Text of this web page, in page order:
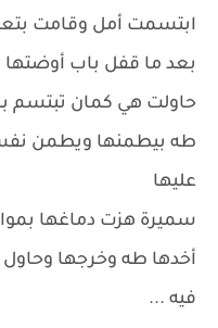
ابتسمت أمل وقامت
بعد ما قفل باب أوضتها
حاولت هي كمان
طه بيطمنها ويطمن
عليها
سميرة هزت دماغها
أخدها طه وخرجها وحاول
فيه ...